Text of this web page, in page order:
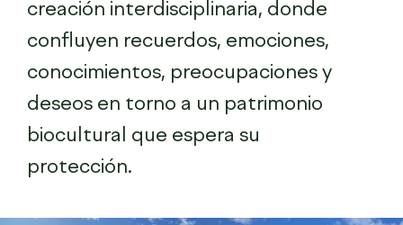
creación interdisciplinaria, donde
confluyen recuerdos, emociones,
conocimientos, preocupaciones y
deseos en torno a un patrimonio
biocultural que espera su
protección.